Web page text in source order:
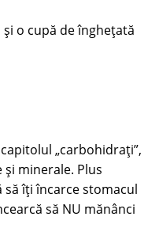
o cupă de înghețată
„carbohidrați”,
minerale. Plus
să îți încarce stomacul
să NU mănânci